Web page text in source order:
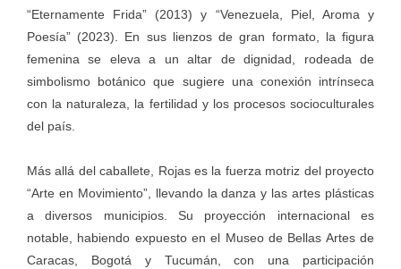
“Eternamente Frida” (2013) y “Venezuela, Piel, Aroma y
Poesía” (2023). En sus lienzos de gran formato, la figura
femenina se eleva a un altar de dignidad, rodeada de
simbolismo botánico que sugiere una conexión intrínseca
con la naturaleza, la fertilidad y los procesos socioculturales
del país.
Más allá del caballete, Rojas es la fuerza motriz del proyecto
“Arte en Movimiento”, llevando la danza y las artes plásticas
a diversos municipios. Su proyección internacional es
notable, habiendo expuesto en el Museo de Bellas Artes de
Caracas, Bogotá y Tucumán, con una participación